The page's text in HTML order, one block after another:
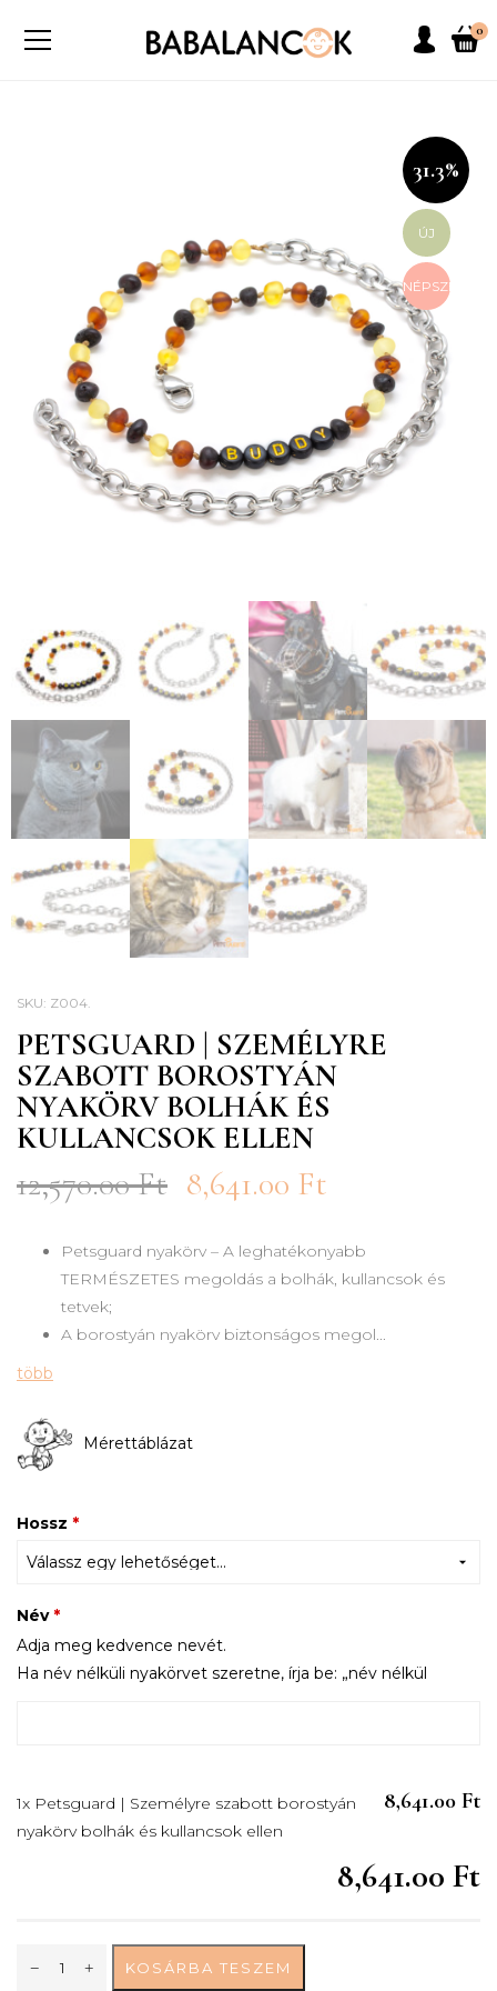
0
31.3%
ÚJ
NÉPSZERŰ
SKU: Z004.
PETSGUARD | SZEMÉLYRE
SZABOTT BOROSTYÁN
NYAKÖRV BOLHÁK ÉS
KULLANCSOK ELLEN
12,570.00Ft 8,641.00 Ft
Petsguard nyakörv – A leghatékonyabb
TERMÉSZETES megoldás a bolhák, kullancsok és
tetvek;
A borostyán nyakörv biztonságos megol...
több
Mérettáblázat
Hossz *
Név *
Adja meg kedvence nevét.
Ha név nélküli nyakörvet szeretne, írja be: „név nélkül
1x Petsguard | Személyre szabott borostyán
nyakörv bolhák és kullancsok ellen
8,641.00 Ft
8,641.00 Ft
KOSÁRBA TESZEM